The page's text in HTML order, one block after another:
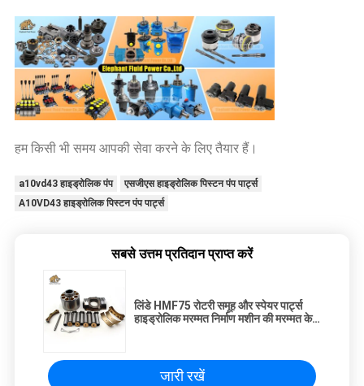
हम किसी भी समय आपकी सेवा करने के लिए तैयार हैं।
a10vd43 हाइड्रोलिक पंप
एसजीएस हाइड्रोलिक पिस्टन पंप पार्ट्स
A10VD43 हाइड्रोलिक पिस्टन पंप पार्ट्स
सबसे उत्तम प्रतिदान प्राप्त करें
लिंडे HMF75 रोटरी समूह और स्पेयर पार्ट्स
हाइड्रोलिक मरम्मत निर्माण मशीन की मरम्मत के
जारी रखें